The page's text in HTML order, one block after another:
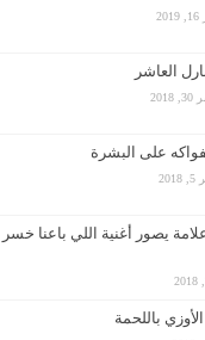
العاشر
على البشرة
يصور أغنية اللي باعنا خسر
باللحمة